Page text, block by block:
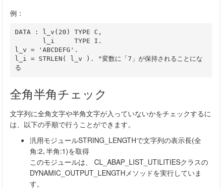
例：
DATA : l_v(20) TYPE C,
l_v = 'ABCDEFG'.
l_i = STRLEN( l_v ). "変数に「7」が保持されることにな
る
全角半角チェック
文字列に全角文字や半角文字が入っていないかをチェックするに
は、以下の手順で行うことができます。
汎用モジュールSTRING_LENGTHで文字列の表示長(全
角:2､半角:1)を取得
このモジュールは、 CL_ABAP_LIST_UTILITIESクラスの
DYNAMIC_OUTPUT_LENGTHメソッドを実行していま
す。